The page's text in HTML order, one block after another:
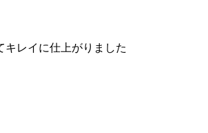
キレイに仕上がりました